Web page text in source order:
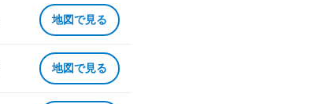
地図で見る
地図で見る